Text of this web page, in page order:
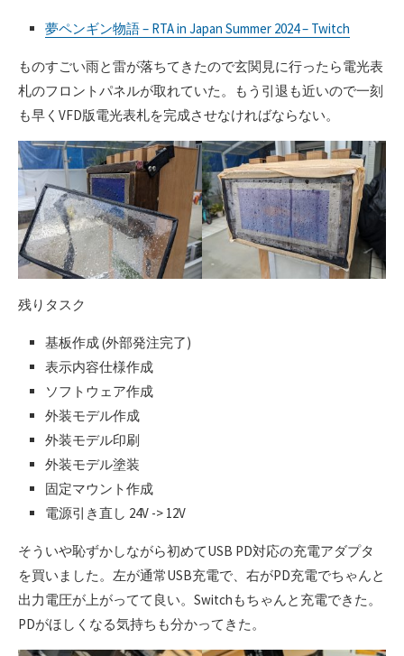
夢ペンギン物語 – RTA in Japan Summer 2024 – Twitch
ものすごい雨と雷が落ちてきたので玄関見に行ったら電光表
札のフロントパネルが取れていた。もう引退も近いので一刻
も早くVFD版電光表札を完成させなければならない。
残りタスク
基板作成 (外部発注完了)
表示内容仕様作成
ソフトウェア作成
外装モデル作成
外装モデル印刷
外装モデル塗装
固定マウント作成
電源引き直し 24V -> 12V
そういや恥ずかしながら初めてUSB PD対応の充電アダプタ
を買いました。左が通常USB充電で、右がPD充電でちゃんと
出力電圧が上がってて良い。Switchもちゃんと充電できた。
PDがほしくなる気持ちも分かってきた。